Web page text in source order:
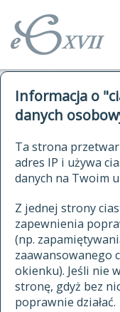
Informacja o
danych
Ta strona
adres IP i używa
danych na Twoim
Z jednej strony
zapewnienia
(np.
zaawansowanego
okienku). Jeśli nie
stronę, gdyż bez
poprawnie działać.
autorzy Słownika
historia
publikacje
źródła
autorzy tekstów
zasady opracowania
statystyki
najnowsze hasła
ostatnio
kwerendy
jak cytować Słownik
XVII
zaczynające